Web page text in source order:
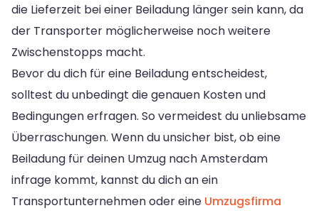
die Lieferzeit bei einer Beiladung länger sein kann, da
der Transporter möglicherweise noch weitere
Zwischenstopps macht.
Bevor du dich für eine Beiladung entscheidest,
solltest du unbedingt die genauen Kosten und
Bedingungen erfragen. So vermeidest du unliebsame
Überraschungen. Wenn du unsicher bist, ob eine
Beiladung für deinen Umzug nach Amsterdam
infrage kommt, kannst du dich an ein
Transportunternehmen oder eine Umzugsfirma